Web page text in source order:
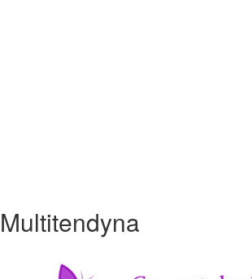
Multitendyna